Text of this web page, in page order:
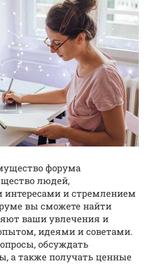
форума
людей,
и стремлением
вы сможете найти
ваши увлечения и
идеями и советами.
обсуждать
а также получать ценные